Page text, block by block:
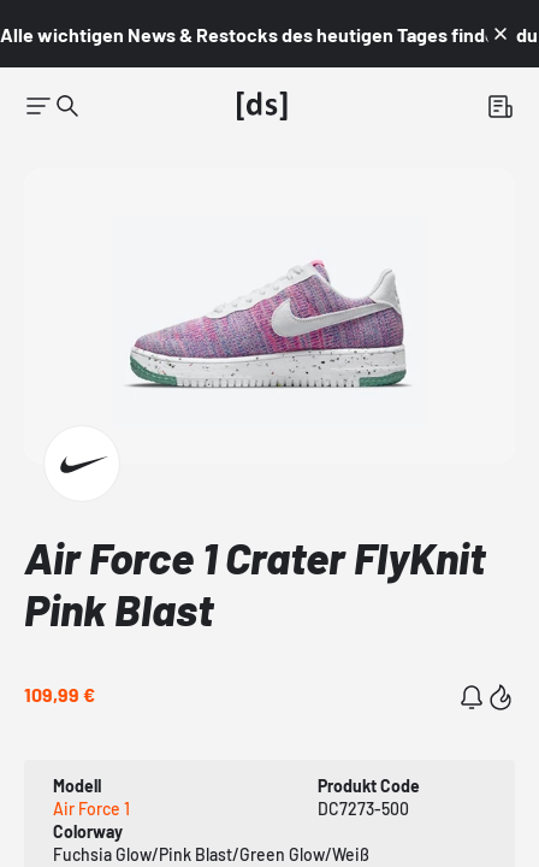
Alle wichtigen News & Restocks des heutigen Tages findest du
Air Force 1 Crater FlyKnit
Pink Blast
109,99 €
Modell
Air Force 1
Produkt Code
DC7273-500
Colorway
Fuchsia Glow/Pink Blast/Green Glow/Weiß